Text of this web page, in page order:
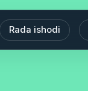
Rada ishodi